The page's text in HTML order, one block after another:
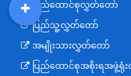
ပြည်ထောင်စုလွှတ်တော်
ပြည်သူ့လွှတ်တော်
အမျိုးသားလွှတ်တော်
ပြည်ထောင်စုအစိုးရအဖွဲ့ရုံး
DDM